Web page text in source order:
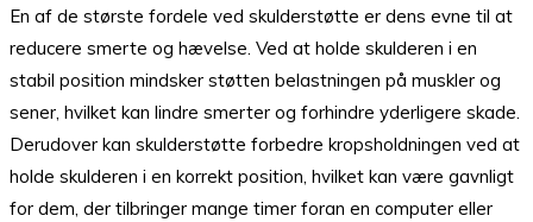
En af de største fordele ved skulderstøtte er dens evne til at
reducere smerte og hævelse. Ved at holde skulderen i en
stabil position mindsker støtten belastningen på muskler og
sener, hvilket kan lindre smerter og forhindre yderligere skade.
Derudover kan skulderstøtte forbedre kropsholdningen ved at
holde skulderen i en korrekt position, hvilket kan være gavnligt
for dem, der tilbringer mange timer foran en computer eller